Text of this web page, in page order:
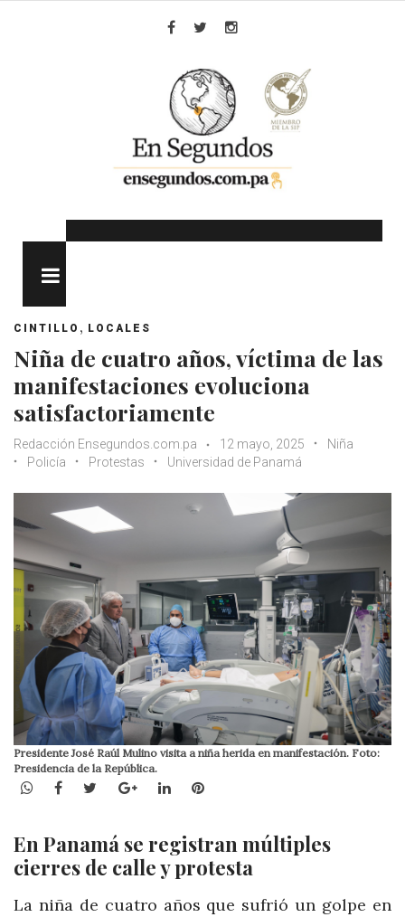
CINTILLO , LOCALES
Niña de cuatro años, víctima de las
manifestaciones evoluciona
satisfactoriamente
Redacción Ensegundos.com.pa 12 mayo, 2025
Niña
Policía
Protestas Universidad de Panamá
Presidente José Raúl Mulino visita a niña herida en manifestación. Foto:
Presidencia de la República.
WhatsApp
Facebook
TwitterGoogle+LinkedInPinterest
En Panamá se registran múltiples
cierres de calle y protesta
La niña de cuatro años que sufrió un golpe en